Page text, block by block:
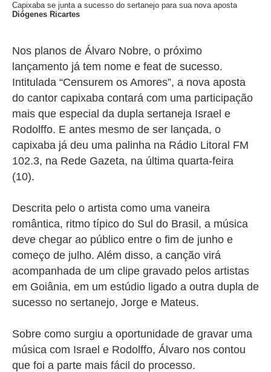
Capixaba se junta a sucesso do sertanejo para sua nova aposta
Diógenes Ricartes
Nos planos de Álvaro Nobre, o próximo
lançamento já tem nome e feat de sucesso.
Intitulada “Censurem os Amores”, a nova aposta
do cantor capixaba contará com uma participação
mais que especial da dupla sertaneja Israel e
Rodolffo. E antes mesmo de ser lançada, o
capixaba já deu uma palinha na Rádio Litoral FM
102.3, na Rede Gazeta, na última quarta-feira
(10).
Descrita pelo o artista como uma vaneira
romântica, ritmo típico do Sul do Brasil, a música
deve chegar ao público entre o fim de junho e
começo de julho. Além disso, a canção virá
acompanhada de um clipe gravado pelos artistas
em Goiânia, em um estúdio ligado a outra dupla de
sucesso no sertanejo, Jorge e Mateus.
Sobre como surgiu a oportunidade de gravar uma
música com Israel e Rodolffo, Álvaro nos contou
que foi a parte mais fácil do processo.